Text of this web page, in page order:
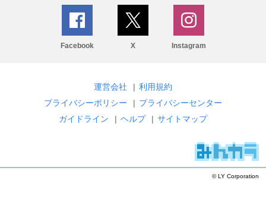
Facebook X Instagram
運営会社 | 利用規約
プライバシーポリシー
| プライバシーセンター
ガイドライン
| ヘルプ | サイトマップ
© LY Corporation